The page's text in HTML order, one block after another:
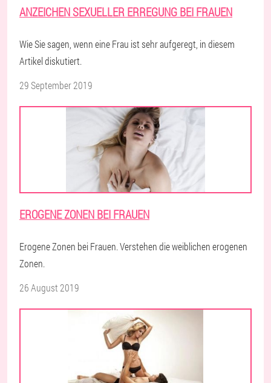
ANZEICHEN SEXUELLER ERREGUNG BEI FRAUEN
Wie Sie sagen, wenn eine Frau ist sehr aufgeregt, in diesem
Artikel diskutiert.
29 September 2019
EROGENE ZONEN BEI FRAUEN
Erogene Zonen bei Frauen. Verstehen die weiblichen erogenen
Zonen.
26 August 2019